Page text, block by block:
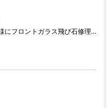
赤磐市のお客様にフロントガラス飛び石修理 ラパン【nexus株式会社】